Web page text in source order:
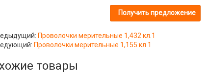
Проволочки мерительные 1,432 кл.1
Проволочки мерительные 1,155 кл.1
товары